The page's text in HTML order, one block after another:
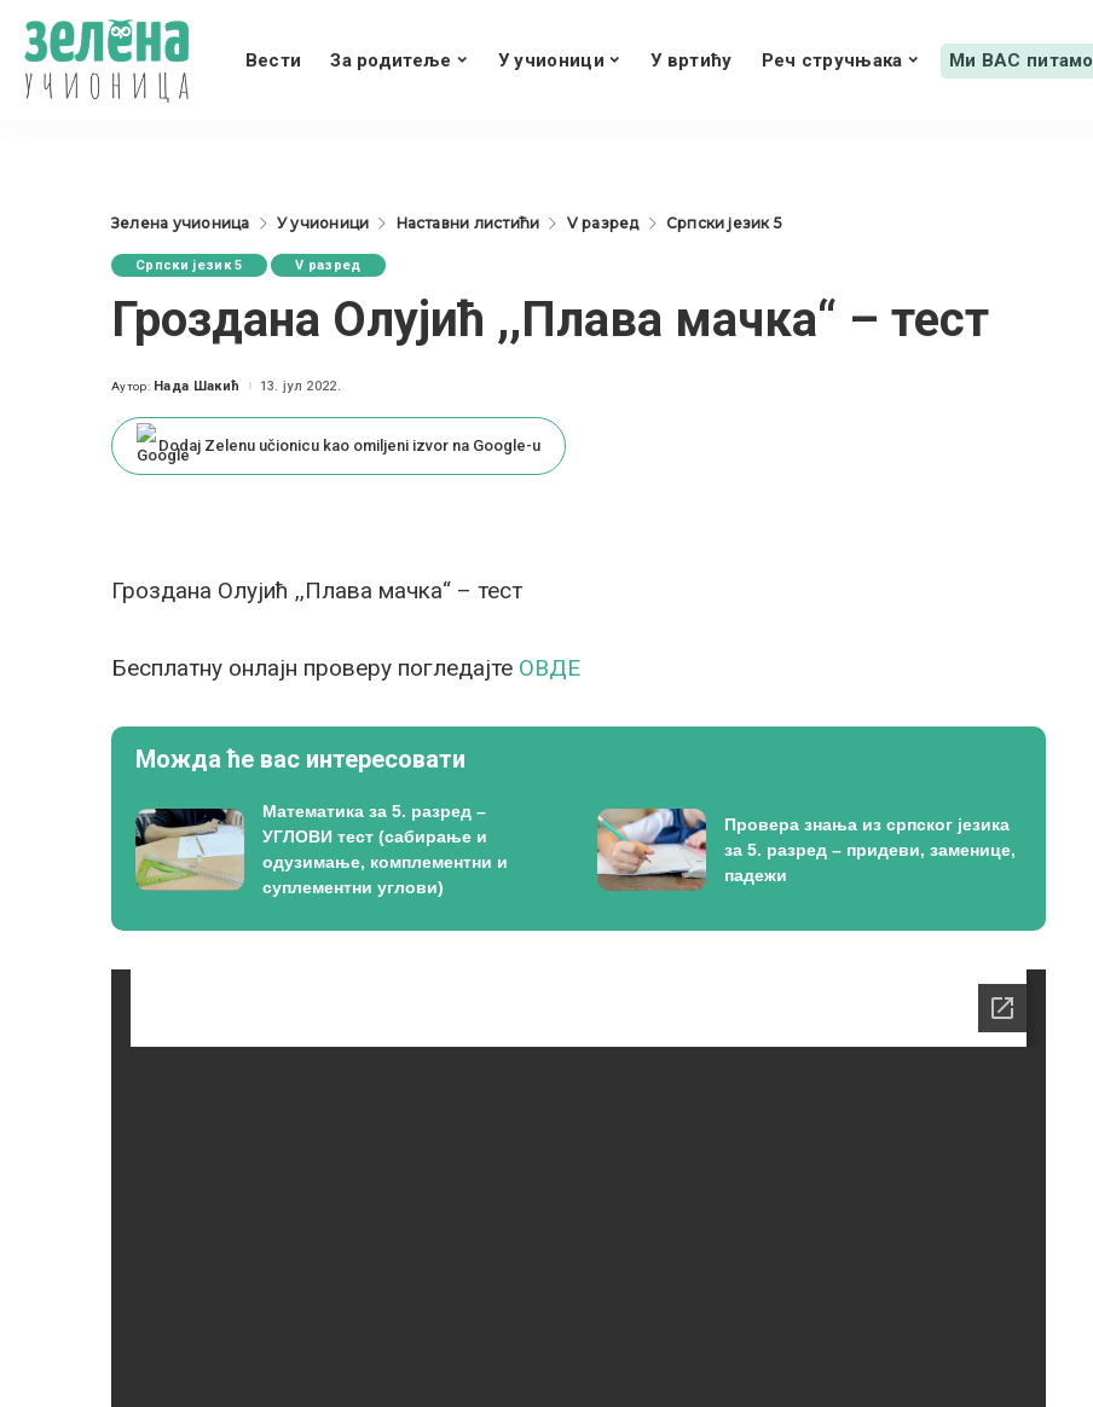
Вести За родитеље У учионици У вртићу Реч стручњака Ми ВАС питамо
Зелена учионица У учионици Наставни листићи V разред Српски језик 5
Српски језик 5 V разред
Гроздана Олујић ,,Плава мачка“ – тест
Posted
Аутор: Нада Шакић 13. јул 2022.
Dodaj Zelenu učionicu kao omiljeni izvor na Google-u
Гроздана Олујић ,,Плава мачка“ – тест
Бесплатну онлајн проверу погледајте ОВДЕ
Можда ће вас интересовати
Математика за 5. разред –
УГЛОВИ тест (сабирање и
одузимање, комплементни и
суплементни углови)
Провера знања из српског језика
за 5. разред – придеви, заменице,
падежи